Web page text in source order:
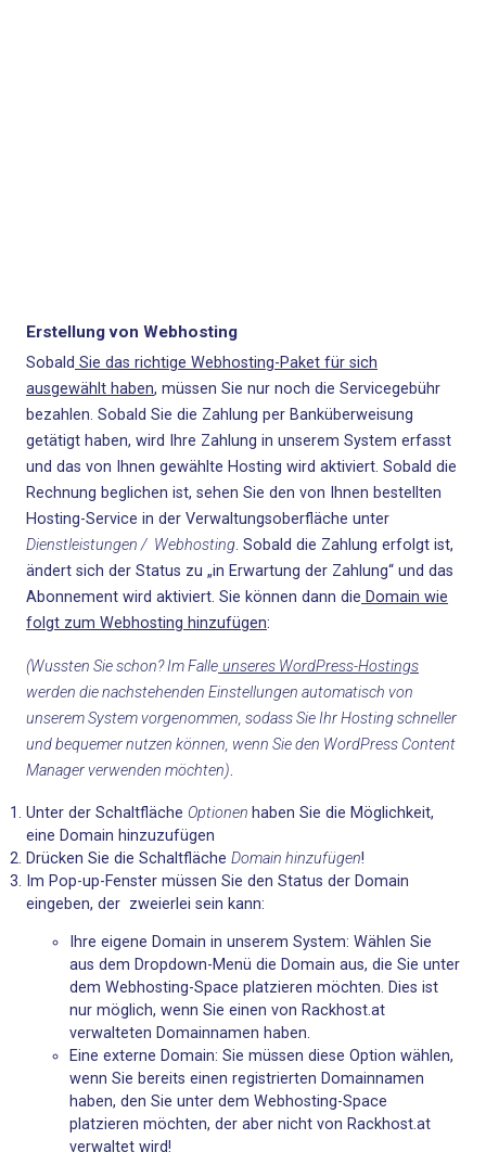
Erstellung von Webhosting
Sobald Sie das richtige Webhosting-Paket für sich
ausgewählt haben, müssen Sie nur noch die Servicegebühr
bezahlen. Sobald Sie die Zahlung per Banküberweisung
getätigt haben, wird Ihre Zahlung in unserem System erfasst
und das von Ihnen gewählte Hosting wird aktiviert. Sobald die
Rechnung beglichen ist, sehen Sie den von Ihnen bestellten
Hosting-Service in der Verwaltungsoberfläche unter
Dienstleistungen / Webhosting. Sobald die Zahlung erfolgt ist,
ändert sich der Status zu „in Erwartung der Zahlung“ und das
Abonnement wird aktiviert. Sie können dann die Domain wie
folgt zum Webhosting hinzufügen:
(Wussten Sie schon? Im Falle unseres WordPress-Hostings
werden die nachstehenden Einstellungen automatisch von
unserem System vorgenommen, sodass Sie Ihr Hosting schneller
und bequemer nutzen können, wenn Sie den WordPress Content
Manager verwenden möchten).
Unter der Schaltfläche Optionen haben Sie die Möglichkeit,
eine Domain hinzuzufügen
Drücken Sie die Schaltfläche Domain hinzufügen!
Im Pop-up-Fenster müssen Sie den Status der Domain
eingeben, der zweierlei sein kann:
Ihre eigene Domain in unserem System: Wählen Sie
aus dem Dropdown-Menü die Domain aus, die Sie unter
dem Webhosting-Space platzieren möchten. Dies ist
nur möglich, wenn Sie einen von Rackhost.at
verwalteten Domainnamen haben.
Eine externe Domain: Sie müssen diese Option wählen,
wenn Sie bereits einen registrierten Domainnamen
haben, den Sie unter dem Webhosting-Space
platzieren möchten, der aber nicht von Rackhost.at
verwaltet wird!